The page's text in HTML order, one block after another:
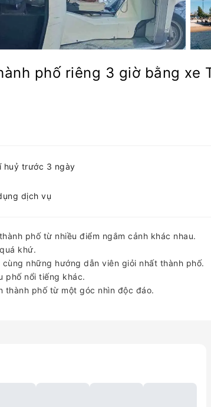
phố riêng 3 giờ bằng xe
huỷ trước 3 ngày
dịch vụ
phố từ nhiều điểm ngắm cảnh khác nhau.
khứ.
những hướng dẫn viên giỏi nhất thành phố.
phố nổi tiếng khác.
thành phố từ một góc nhìn độc đáo.